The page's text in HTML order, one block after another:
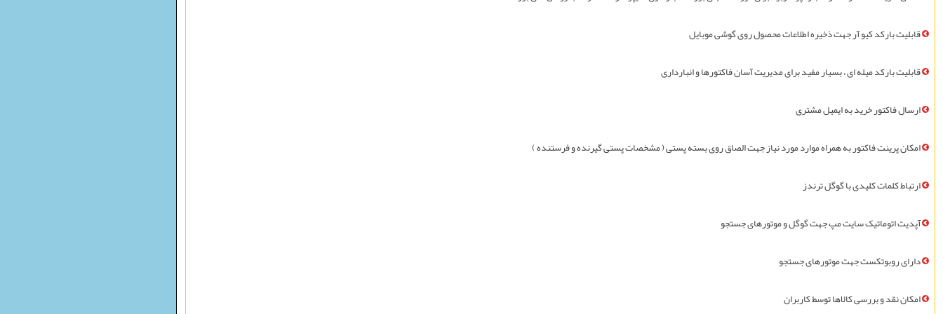
قابليت بارکد کیو آر جهت ذخیره اطلاعات محصول روی گوشی موبایل
قابليت بارکد ميله ای ، بسیار مفيد برای مدیریت آسان فاکتورها و انبارداری
ارسال فاکتور خريد به ايميل مشتری
امکان پرينت فاکتور به همراه موارد مورد نياز جهت الصاق روی بسته پستی ( مشخصات پستی گيرنده و فرستنده )
ارتباط کلمات کلیدی با گوگل ترندز
آپديت اتوماتیک سايت مپ جهت گوگل و موتورهای جستجو
دارای روبوتکست جهت موتورهای جستجو
امکان نقد و بررسی کالاها توسط کاربران